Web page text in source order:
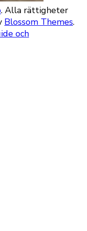
. Alla rättigheter
Blossom Themes.
och